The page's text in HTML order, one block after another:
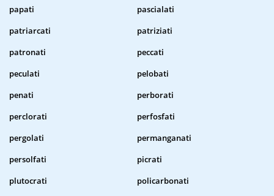
papati
pascialati
patriarcati
patriziati
patronati
peccati
peculati
pelobati
penati
perborati
perclorati
perfosfati
pergolati
permanganati
persolfati
picrati
plutocrati
policarbonati